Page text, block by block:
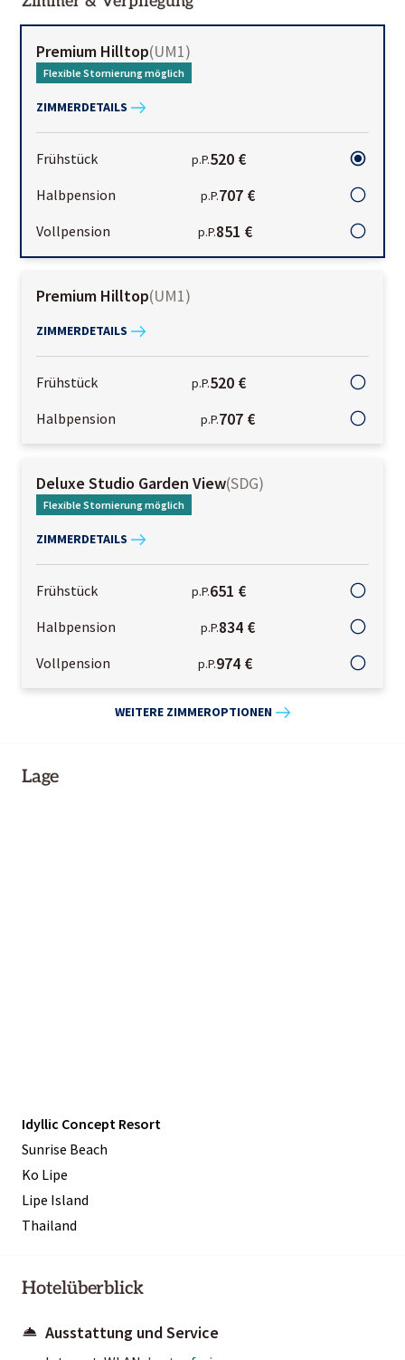
Premium Hilltop(UM1)
Flexible Stornierung möglich
ZIMMERDETAILS
Frühstück p.P.520 €
Halbpension p.P.707 €
Vollpension p.P.851 €
Premium Hilltop(UM1)
ZIMMERDETAILS
Frühstück p.P.520 €
Halbpension p.P.707 €
Deluxe Studio Garden View(SDG)
Flexible Stornierung möglich
ZIMMERDETAILS
Frühstück p.P.651 €
Halbpension p.P.834 €
Vollpension p.P.974 €
WEITERE ZIMMEROPTIONEN
Lage
Idyllic Concept Resort
Sunrise Beach
Ko Lipe
Lipe Island
Thailand
Hotelüberblick
Ausstattung und Service